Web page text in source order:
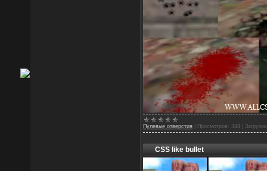
Пулевые отверстия Просмотров: 344
CSS like bullet